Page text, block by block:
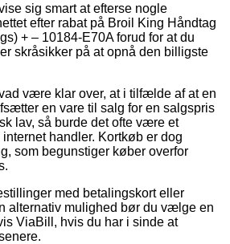
sig smart at efterse nogle
efter rabat på Broil King Håndtag
+ – 10184-E70A forud for at du
skråsikker på at opnå den billigste
være klar over, at i tilfælde af at en
en vare til salg for en salgspris
lav, så burde det ofte være et
handler. Kortkøb er dog
som begunstiger køber overfor
med betalingskort eller
alternativ mulighed bør du vælge en
ViaBill, hvis du har i sinde at